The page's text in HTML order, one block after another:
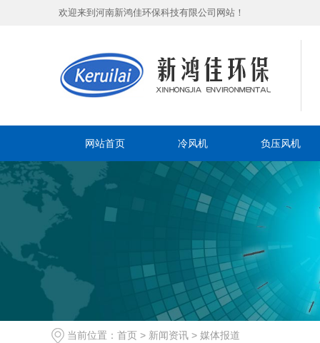
欢迎来到河南新鸿佳环保科技有限公司网站！
网站首页 冷风机 负压风机
当前位置： 首页 > 新闻资讯 > 媒体报道